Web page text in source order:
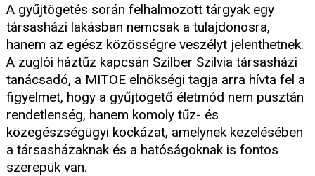
A gyűjtögetés során felhalmozott tárgyak egy
társasházi lakásban nemcsak a tulajdonosra,
hanem az egész közösségre veszélyt jelenthetnek.
A zuglói háztűz kapcsán Szilber Szilvia társasházi
tanácsadó, a MITOE elnökségi tagja arra hívta fel a
figyelmet, hogy a gyűjtögető életmód nem pusztán
rendetlenség, hanem komoly tűz- és
közegészségügyi kockázat, amelynek kezelésében
a társasházaknak és a hatóságoknak is fontos
szerepük van.